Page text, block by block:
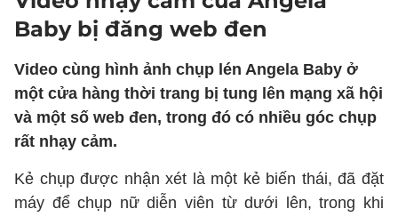
Baby bị đăng web đen
Video cùng hình ảnh chụp lén Angela Baby ở
một cửa hàng thời trang bị tung lên mạng xã hội
và một số web đen, trong đó có nhiều góc chụp
rất nhạy cảm.
Kẻ chụp được nhận xét là một kẻ biến thái, đã đặt
máy để chụp nữ diễn viên từ dưới lên, trong khi